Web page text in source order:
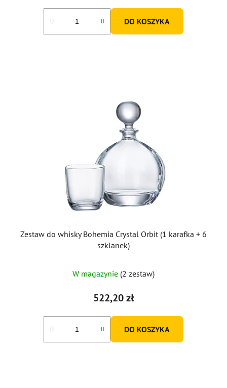
DO KOSZYKA
Zestaw do whisky Bohemia Crystal Orbit (1 karafka + 6
szklanek)
W magazynie (2 zestaw)
522,20 zł
DO KOSZYKA